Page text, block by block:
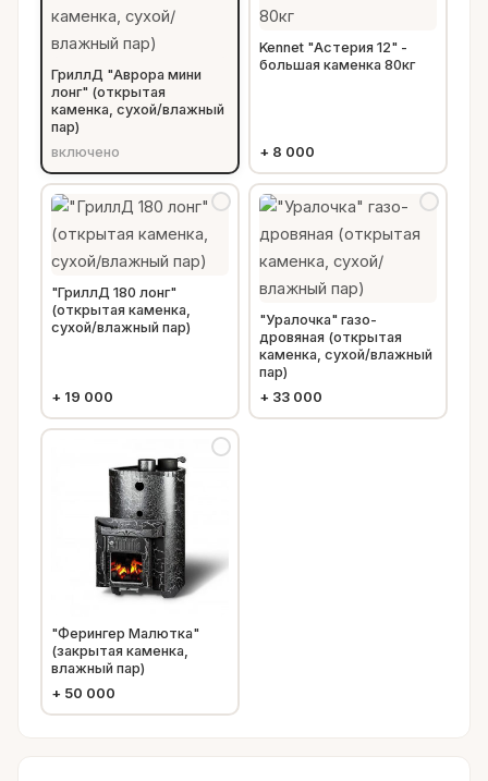
ГриллД "Аврора мини
лонг" (открытая
каменка, сухой/влажный
пар)
включено
Kennet "Астерия 12" -
большая каменка 80кг
+ 8 000
"ГриллД 180 лонг"
(открытая каменка,
сухой/влажный пар)
+ 19 000
"Уралочка" газо-
дровяная (открытая
каменка, сухой/влажный
пар)
+ 33 000
"Ферингер Малютка"
(закрытая каменка,
влажный пар)
+ 50 000